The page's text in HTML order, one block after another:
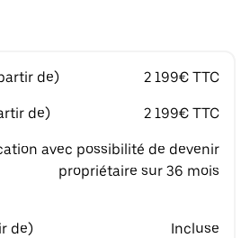
de) 2 199€ TTC
de) 2 199€ TTC
avec possibilité de devenir
propriétaire sur 36 mois
de) Incluse